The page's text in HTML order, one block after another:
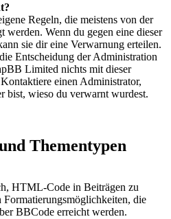
Regeln, die meistens von der
werden. Wenn du gegen eine dieser
sie dir eine Verwarnung erteilen.
Entscheidung der Administration
Limited nichts mit dieser
einen Administrator,
bist, wieso du verwarnt wurdest.
Thementypen
HTML-Code in Beiträgen zu
Formatierungsmöglichkeiten, die
BBCode erreicht werden.